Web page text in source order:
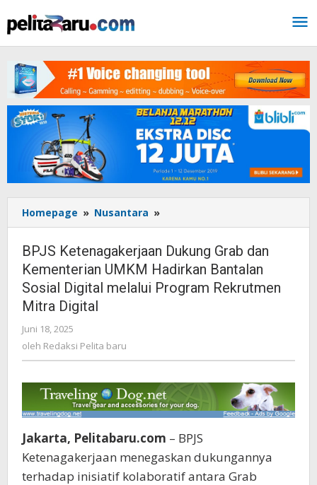
ke
konten
Homepage » Nusantara »
Ketenagakerjaan
Dukung
Grab
dan
Kementerian
Digital
Program
Rekrutmen
Mitra
Digital
BPJS Ketenagakerjaan Dukung Grab dan
Kementerian UMKM Hadirkan Bantalan
Sosial Digital melalui Program Rekrutmen
Mitra Digital
Juni 18, 2025
Redaksi
oleh Redaksi Pelita baru
Jakarta, Pelitabaru.com – BPJS
Ketenagakerjaan menegaskan dukungannya
terhadap inisiatif kolaboratif antara Grab